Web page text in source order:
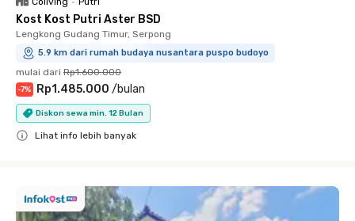
Kost Kost Putri Aster BSD
Lengkong Gudang Timur, Serpong
5.9 km dari rumah budaya nusantara puspo budoyo
mulai dari Rp1.600.000
-7% Rp1.485.000 /bulan
Diskon sewa min. 12 Bulan
Lihat info lebih banyak